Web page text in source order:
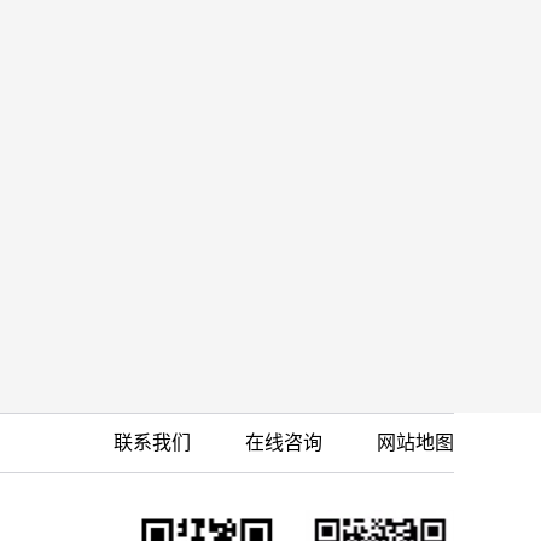
联系我们 在线咨询 网站地图